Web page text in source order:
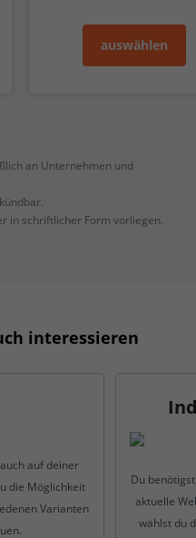
auswählen
an Unternehmen und
in schriftlicher Form vorliegen.
interessieren
auf deiner
die Möglichkeit
Varianten
Du
aktuelle
wählst du